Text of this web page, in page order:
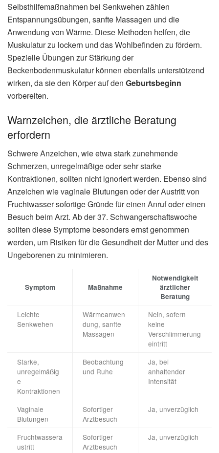
Selbsthilfemaßnahmen bei Senkwehen zählen
Entspannungsübungen, sanfte Massagen und die
Anwendung von Wärme. Diese Methoden helfen, die
Muskulatur zu lockern und das Wohlbefinden zu fördern.
Spezielle Übungen zur Stärkung der
Beckenbodenmuskulatur können ebenfalls unterstützend
wirken, da sie den Körper auf den Geburtsbeginn
vorbereiten.
Warnzeichen, die ärztliche Beratung
erfordern
Schwere Anzeichen, wie etwa stark zunehmende
Schmerzen, unregelmäßige oder sehr starke
Kontraktionen, sollten nicht ignoriert werden. Ebenso sind
Anzeichen wie vaginale Blutungen oder der Austritt von
Fruchtwasser sofortige Gründe für einen Anruf oder einen
Besuch beim Arzt. Ab der 37. Schwangerschaftswoche
sollten diese Symptome besonders ernst genommen
werden, um Risiken für die Gesundheit der Mutter und des
Ungeborenen zu minimieren.
Symptom Maßnahme
Notwendigkeit
ärztlicher
Beratung
Leichte
Senkwehen
Wärmeanwen
dung, sanfte
Massagen
Nein, sofern
keine
Verschlimmerung
eintritt
Starke,
unregelmäßig
e
Kontraktionen
Beobachtung
und Ruhe
Ja, bei
anhaltender
Intensität
Vaginale
Blutungen
Sofortiger
Arztbesuch
Ja, unverzüglich
Fruchtwassera
ustritt
Sofortiger
Arztbesuch
Ja, unverzüglich